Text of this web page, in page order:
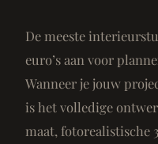
De meeste
euro’s aan voor
Wanneer je jouw
is het volledige
maat, fotorealistische